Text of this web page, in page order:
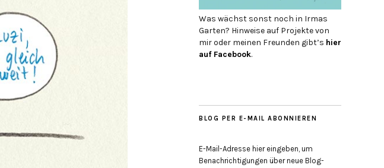
Was wächst sonst noch in Irmas
Garten? Hinweise auf Projekte von
mir oder meinen Freunden gibt’s hier
auf Face­book.
BLOG PER E-MAIL ABONNIEREN
E-Mail-Adresse hier eingeben, um
Benachrichtigungen über neue Blog-